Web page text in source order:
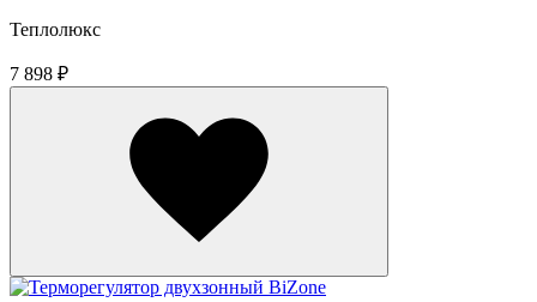
Теплолюкс
7 898 ₽